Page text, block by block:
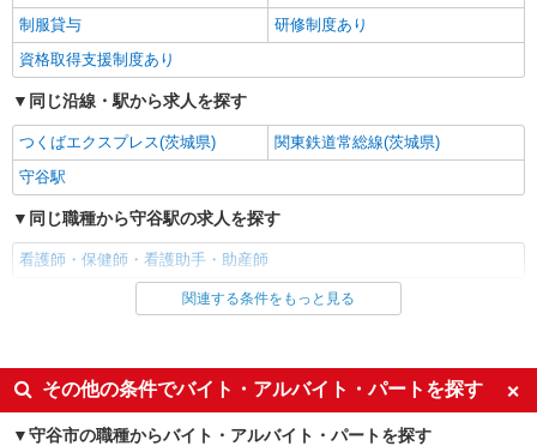
制服貸与
研修制度あり
資格取得支援制度あり
同じ沿線・駅から求人を探す
つくばエクスプレス(茨城県)
関東鉄道常総線(茨城県)
守谷駅
同じ職種から守谷駅の求人を探す
看護師・保健師・看護助手・助産師
同じ雇用形態から守谷駅の求人を探す
同じ特徴から守谷駅の求人を探す
入社日応相談
未経験歓迎
関連する条件をもっと見る
その他の条件でバイト・アルバイト・パートを探す
守谷市の職種からバイト・アルバイト・パートを探す